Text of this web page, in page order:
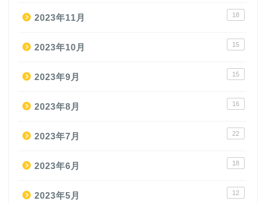
2023年11月 18
2023年10月 15
2023年9月 15
2023年8月 16
2023年7月 22
2023年6月 18
2023年5月 12